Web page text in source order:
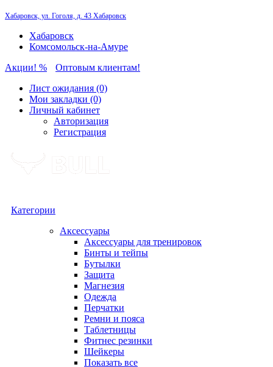
Хабаровск, ул. Гоголя, д. 43 Хабаровск
Хабаровск
Комсомольск-на-Амуре
Акции! %
Оптовым клиентам!
Лист ожидания (0)
Мои закладки (0)
Личный кабинет
Авторизация
Регистрация
Категории
Аксессуары
Аксессуары для тренировок
Бинты и тейпы
Бутылки
Защита
Магнезия
Одежда
Перчатки
Ремни и пояса
Таблетницы
Фитнес резинки
Шейкеры
Показать все